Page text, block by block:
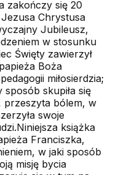
zakończy się 20
Chrystusa
Jubileusz,
w stosunku
Święty zawierzył
Boża
miłosierdzia;
sposób skupiła się
przeszyta bólem, w
swoje
książka
Franciszka,
w jaki sposób
misję bycia